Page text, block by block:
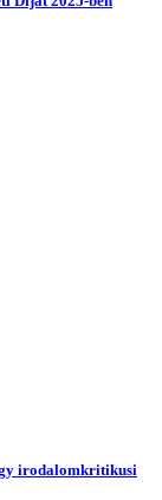
irodalomkritikusi